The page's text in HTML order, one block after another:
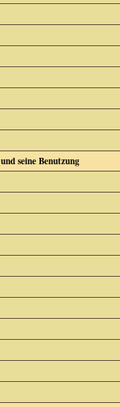
seine Benutzung